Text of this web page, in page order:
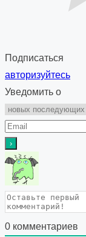
Подписаться
авторизуйтесь
Уведомить о
0 комментариев